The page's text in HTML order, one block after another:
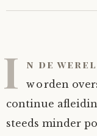
I n de
worden
continue
steeds minder